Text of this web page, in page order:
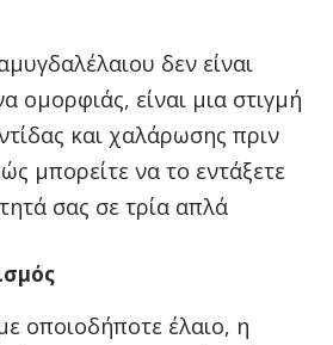
δεν είναι
ομορφιάς, είναι μια στιγμή
και χαλάρωσης πριν
μπορείτε να το εντάξετε
σας σε τρία απλά
οποιοδήποτε έλαιο, η